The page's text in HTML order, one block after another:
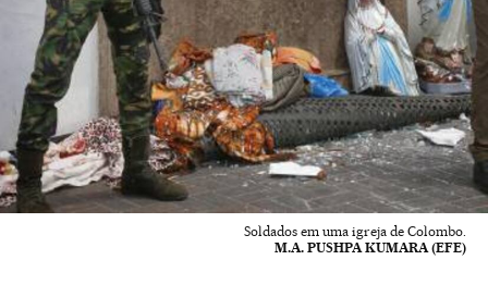
Soldados em uma igreja de Colombo.
M.A. PUSHPA KUMARA (EFE)